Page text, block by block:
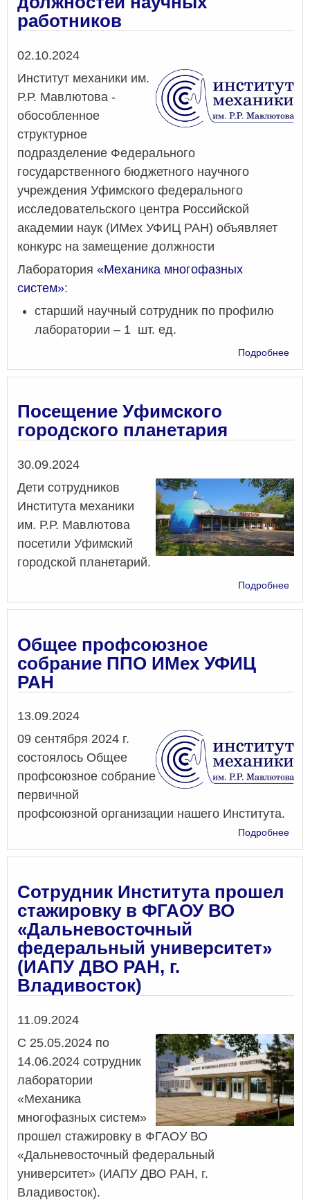
работников
Дата
02.10.2024
Институт механики им.
Р.Р. Мавлютова -
обособленное
структурное
подразделение Федерального
государственного бюджетного научного
учреждения Уфимского федерального
исследовательского центра Российской
академии наук (ИМех УФИЦ РАН) объявляет
конкурс на замещение должности
Лаборатория «Механика многофазных
систем»:
старший научный сотрудник по профилю
лаборатории – 1 шт. ед.
Подробнее
на
Посещение Уфимского
городского планетария
Дата
30.09.2024
Дети сотрудников
Института механики
им. Р.Р. Мавлютова
посетили Уфимский
городской планетарий.
Подробнее
Общее профсоюзное
собрание ППО ИМех УФИЦ
РАН
Дата
13.09.2024
09 сентября 2024 г.
состоялось Общее
профсоюзное собрание
первичной
профсоюзной организации нашего Института.
Подробнее
Сотрудник Института прошел
стажировку в ФГАОУ ВО
«Дальневосточный
федеральный университет»
(ИАПУ ДВО РАН, г.
Владивосток)
Дата
11.09.2024
С 25.05.2024 по
14.06.2024 сотрудник
лаборатории
«Механика
многофазных систем»
прошел стажировку в ФГАОУ ВО
«Дальневосточный федеральный
университет» (ИАПУ ДВО РАН, г.
Владивосток).